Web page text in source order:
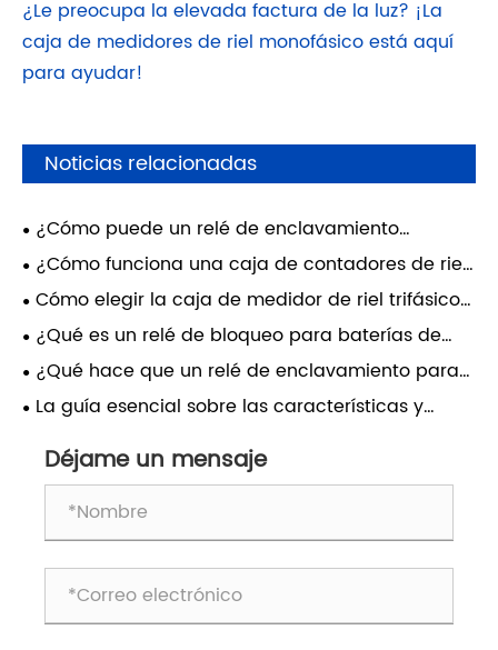
¿Le preocupa la elevada factura de la luz? ¡La
caja de medidores de riel monofásico está aquí
para ayudar!
Noticias relacionadas
¿Cómo puede un relé de enclavamiento
transformar su hogar inteligente?
¿Cómo funciona una caja de contadores de riel
trifásico?
Cómo elegir la caja de medidor de riel trifásico
adecuada para una distribución de energía
confiable
¿Qué es un relé de bloqueo para baterías de
automóviles y por qué es esencial para los
sistemas de energía de vehículos modernos?
¿Qué hace que un relé de enclavamiento para
medidores inteligentes sea esencial en la gestión
energética moderna?
La guía esencial sobre las características y
Déjame un mensaje